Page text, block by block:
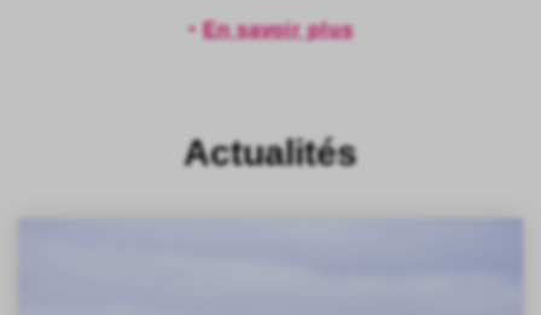
•En savoir plus
Actualités